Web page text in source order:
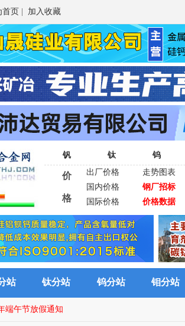
首页 加入收藏
钒 钛 钨
价
格
出厂价格
走势图表
国内价格
钢厂招标
国际价格
价格数据
站 钛分站 钨分站 钼分站
端午节放假通知